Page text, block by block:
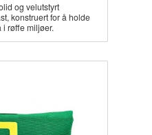
og velutstyrt
konstruert for å holde
i røffe miljøer.